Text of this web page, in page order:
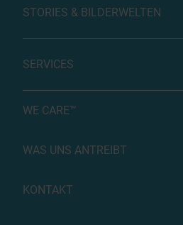
STORIES & BILDERWELTEN
SERVICES
WE CARE™
WAS UNS ANTREIBT
KONTAKT